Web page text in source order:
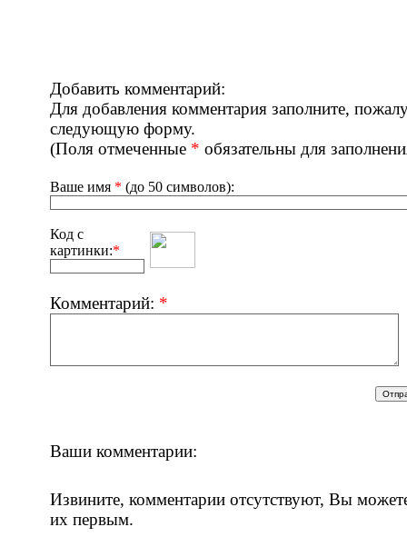
Добавить комментарий:
Для добавления комментария заполните,
следующую форму.
(Поля отмеченные * обязательны для
Ваше имя * (до 50 символов):
Код с
картинки:*
Комментарий: *
Ваши комментарии:
Извините, комментарии отсутствуют, Вы
их первым.